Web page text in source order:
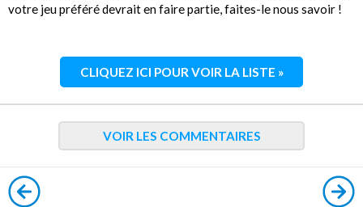
votre jeu préféré devrait en faire partie, faites-le nous savoir !
CLIQUEZ ICI POUR VOIR LA LISTE »
VOIR LES COMMENTAIRES